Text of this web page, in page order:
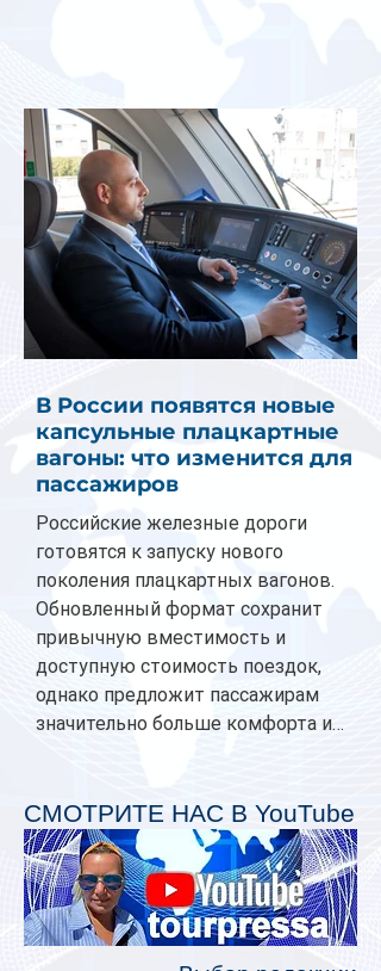
В России появятся новые
капсульные плацкартные
вагоны: что изменится для
пассажиров
Российские железные дороги
готовятся к запуску нового
поколения плацкартных вагонов.
Обновленный формат сохранит
привычную вместимость и
доступную стоимость поездок,
однако предложит пассажирам
значительно больше комфорта и
планируется начать в 2027 году.
Одним из главных нововведений
станут индивидуальные шторки у
каждого спального места. Они
позволят пассажирам закрыть свою
полку во время сна или отдыха,
СМОТРИТЕ НАС В YouTube